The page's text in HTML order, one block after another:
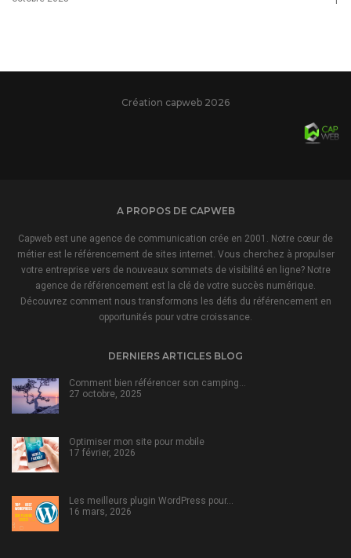
Création capweb 2026
A PROPOS DE CAPWEB
Capweb est une agence de communication crée en 2001. Notre cœur de
métier est le référencement de sites internet. Vous cherchez à propulser
votre entreprise vers de nouveaux sommets de visibilité en ligne? Notre
agence de référencement est la clé de votre succès numérique.
Découvrez comment nous transformons les défis du référencement en
opportunités pour votre croissance.
DERNIERS ARTICLES BLOG
Comment bien référencer son camping…
27 octobre, 2025
Optimiser mon site pour mobile
17 février, 2026
Les meilleurs plugin WordPress pour…
16 mars, 2026